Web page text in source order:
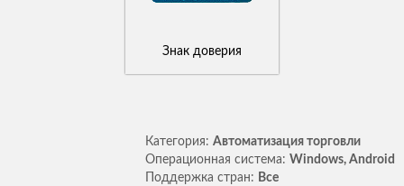
Знак доверия
Категория: Автоматизация торговли
Операционная система: Windows, Android
Поддержка стран: Все